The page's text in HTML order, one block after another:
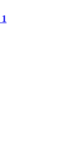
1